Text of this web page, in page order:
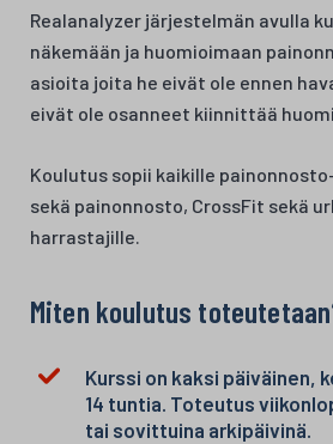
Realanalyzer järjestelmän avulla
näkemään ja huomioimaan
asioita joita he eivät ole ennen
eivät ole osanneet kiinnittää
Koulutus sopii kaikille
sekä painonnosto, CrossFit sekä
harrastajille.
Miten koulutus
Kurssi on kaksi päiväinen,
14 tuntia. Toteutus
tai sovittuina arkipäivinä.